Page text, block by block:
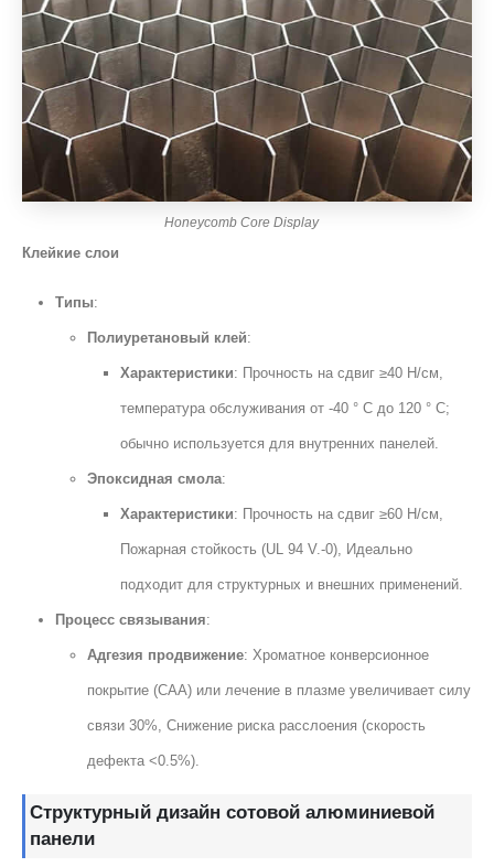
Honeycomb Core Display
Клейкие слои
Типы:
Полиуретановый клей:
Характеристики: Прочность на сдвиг ≥40 Н/см,
температура обслуживания от -40 ° C до 120 ° C;
обычно используется для внутренних панелей.
Эпоксидная смола:
Характеристики: Прочность на сдвиг ≥60 Н/см,
Пожарная стойкость (UL 94 V.-0), Идеально
подходит для структурных и внешних применений.
Процесс связывания:
Адгезия продвижение: Хроматное конверсионное
покрытие (CAA) или лечение в плазме увеличивает силу
связи 30%, Снижение риска расслоения (скорость
дефекта <0.5%).
Структурный дизайн сотовой алюминиевой
панели